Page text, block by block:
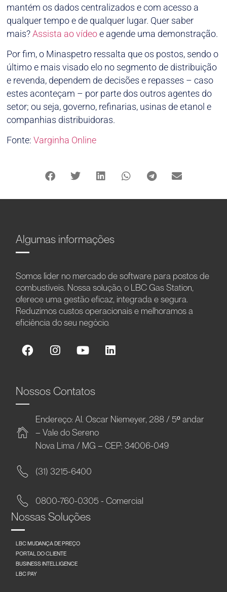
mantém os dados centralizados e com acesso a
qualquer tempo e de qualquer lugar. Quer saber
mais?Assista ao vídeoe agende uma demonstração.
Por fim, o Minaspetro ressalta que os postos, sendo o
último e mais visado elo no segmento de distribuição
e revenda, dependem de decisões e repasses – caso
estes aconteçam – por parte dos outros agentes do
setor; ou seja, governo, refinarias, usinas de etanol e
companhias distribuidoras.
Fonte:Varginha Online
Algumas informações
Somos líder no mercado de software para postos de
combustíveis. Nossa solução, o LBC Gas Station,
oferece uma gestão eficaz, integrada e segura.
Reduzimos custos operacionais e melhoramos a
eficiência do seu negócio.
Nossos Contatos
Endereço: Al. Oscar Niemeyer, 288 / 5º andar
– Vale do Sereno
Nova Lima / MG – CEP: 34006-049
(31) 3215-6400
0800-760-0305 - Comercial
Nossas Soluções
LBC MUDANÇA DE PREÇO
PORTAL DO CLIENTE
BUSINESS INTELLIGENCE
LBC PAY